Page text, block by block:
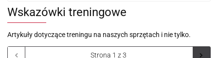
Wskazówki treningowe
Artykuły dotyczące treningu na naszych sprzętach i nie tylko.